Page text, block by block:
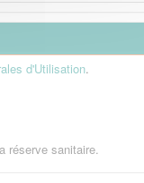
d'Utilisation.
réserve sanitaire.